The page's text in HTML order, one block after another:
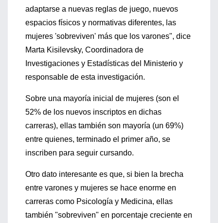
adaptarse a nuevas reglas de juego, nuevos
espacios físicos y normativas diferentes, las
mujeres 'sobreviven' más que los varones", dice
Marta Kisilevsky, Coordinadora de
Investigaciones y Estadísticas del Ministerio y
responsable de esta investigación.
Sobre una mayoría inicial de mujeres (son el
52% de los nuevos inscriptos en dichas
carreras), ellas también son mayoría (un 69%)
entre quienes, terminado el primer año, se
inscriben para seguir cursando.
Otro dato interesante es que, si bien la brecha
entre varones y mujeres se hace enorme en
carreras como Psicología y Medicina, ellas
también "sobreviven" en porcentaje creciente en